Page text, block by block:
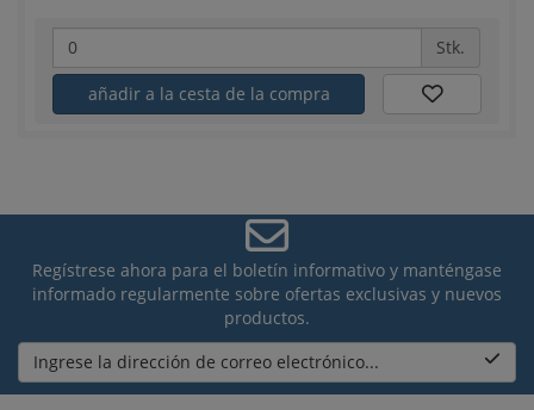
Stk.
añadir a la cesta de la compra
Regístrese ahora para el boletín informativo y manténgase
informado regularmente sobre ofertas exclusivas y nuevos
productos.
Ingrese la dirección de correo electrónico...